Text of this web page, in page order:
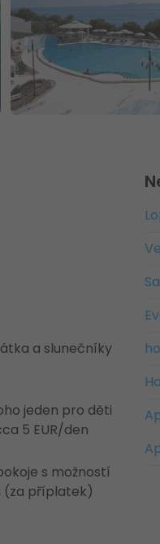
a slunečníky
jeden pro děti
5 EUR/den
s možností
(za příplatek)